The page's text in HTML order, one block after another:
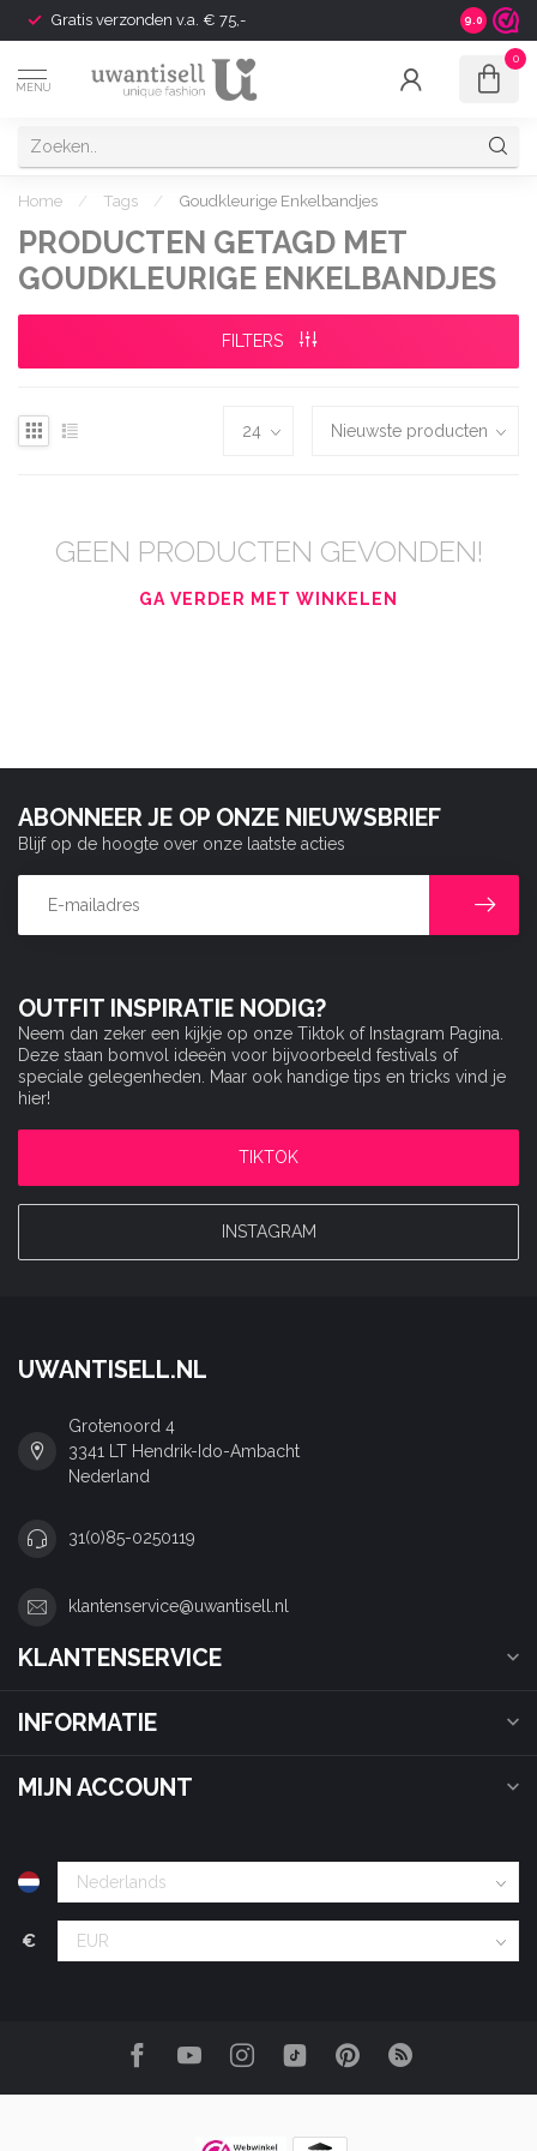
Gratis verzonden v.a. € 75,- Shipping
9.0
MENU
0
Home / Tags / Goudkleurige Enkelbandjes
PRODUCTEN GETAGD MET
GOUDKLEURIGE ENKELBANDJES
FILTERS
GEEN PRODUCTEN GEVONDEN!
GA VERDER MET WINKELEN
OUTFIT INSPIRATIE NODIG?
Neem dan zeker een kijkje op onze Tiktok of Instagram Pagina.
Deze staan bomvol ideeën voor bijvoorbeeld festivals of
speciale gelegenheden. Maar ook handige tips en tricks vind je
hier!
TIKTOK
INSTAGRAM
ABONNEER JE OP ONZE NIEUWSBRIEF
Blijf op de hoogte over onze laatste acties
UWANTISELL.NL
Grotenoord 4
3341 LT Hendrik-Ido-Ambacht
Nederland
31(0)85-0250119
klantenservice@uwantisell.nl
KLANTENSERVICE
INFORMATIE
MIJN ACCOUNT
€